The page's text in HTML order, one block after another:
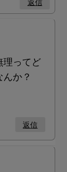
返信
理ってど
か？
返信